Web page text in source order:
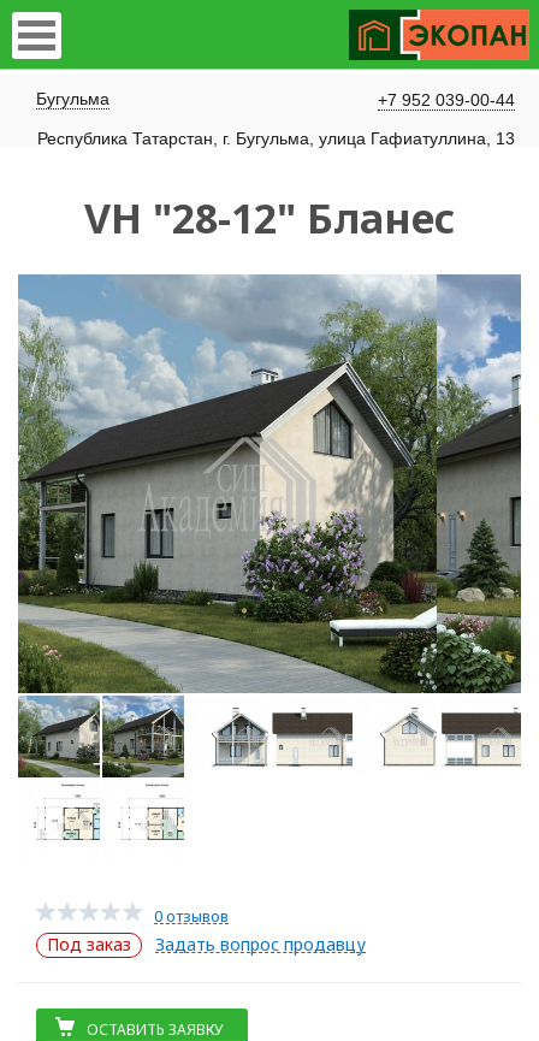
Бугульма
+7 952 039-00-44
Республика Татарстан, г. Бугульма, улица Гафиатуллина, 13
VH "28-12" Бланес
0 отзывов
Под заказ Задать вопрос продавцу
ОСТАВИТЬ ЗАЯВКУ